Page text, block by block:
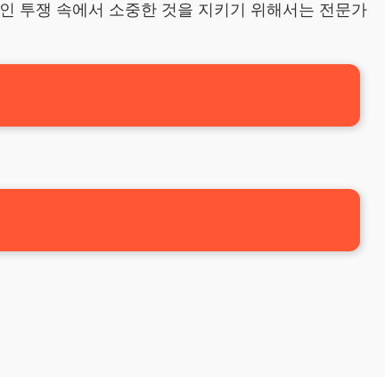
투쟁 속에서 소중한 것을 지키기 위해서는 전문가